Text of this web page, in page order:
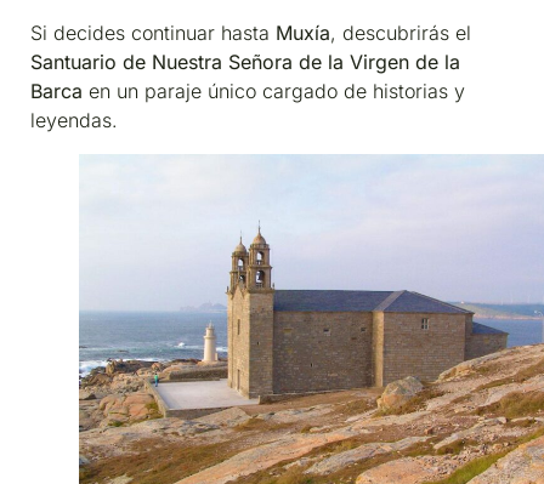
Si decides continuar hasta Muxía, descubrirás el
Santuario de Nuestra Señora de la Virgen de la
Barca en un paraje único cargado de historias y
leyendas.